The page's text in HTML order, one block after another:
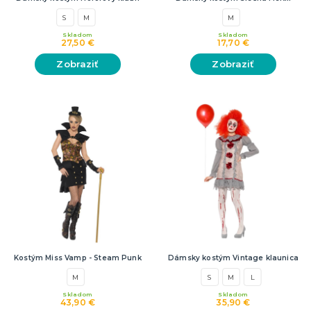
S M
27,50 €
Skladom
Zobraziť
M
17,70 €
Skladom
Zobraziť
Kostým Miss Vamp - Steam Punk
M
43,90 €
Skladom
Dámsky kostým Vintage klaunica
S M L
35,90 €
Skladom